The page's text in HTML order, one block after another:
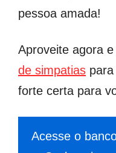
pessoa amada!
Aproveite agora
de simpatias
forte certa para
Acesse o